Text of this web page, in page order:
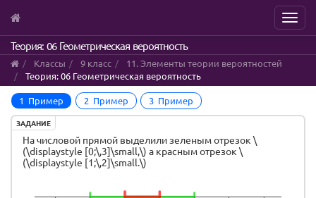
Skip
to
main
content
Menu
Теория: 06 Геометрическая вероятность
Классы 9 класс
11. Элементы теории вероятностей
Теория: 06 Геометрическая вероятность
1 Пример 2 Пример 3 Пример
ЗАДАНИЕ
На числовой прямой выделили зеленым отрезок \
(\displaystyle [0;\,3]\small,\) а красным отрезок \
(\displaystyle [1;\,2]\small.\)